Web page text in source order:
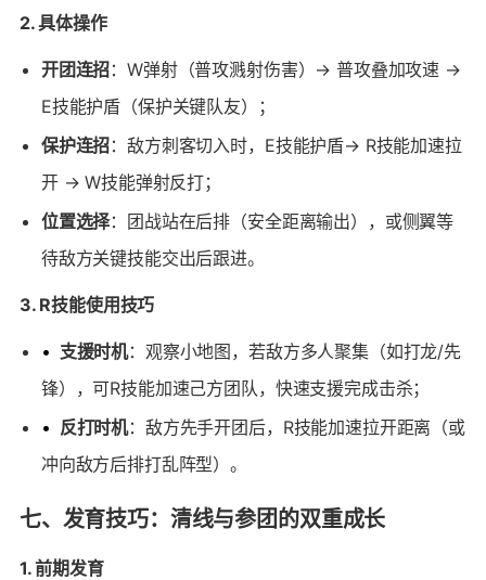
2. 具体操作
开团连招：W弹射（普攻溅射伤害）→ 普攻叠加攻速 →
E技能护盾（保护关键队友）；
保护连招：敌方刺客切入时，E技能护盾→ R技能加速拉
开 → W技能弹射反打；
位置选择：团战站在后排（安全距离输出），或侧翼等
待敌方关键技能交出后跟进。
3. R技能使用技巧
• 支援时机：观察小地图，若敌方多人聚集（如打龙/先
锋），可R技能加速己方团队，快速支援完成击杀；
• 反打时机：敌方先手开团后，R技能加速拉开距离（或
冲向敌方后排打乱阵型）。
七、发育技巧：清线与参团的双重成长
1. 前期发育